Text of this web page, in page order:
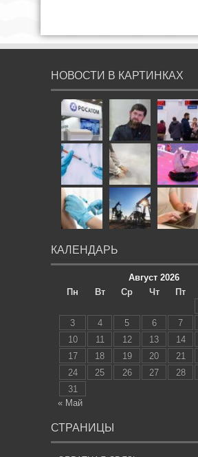
НОВОСТИ В КАРТИНКАХ
КАЛЕНДАРЬ
Август 2026
Пн
Вт Ср Чт Пт
3
4 5 6 7
10
11 12 13 14
17
18 19 20 21
24
25 26 27 28
31
« Май
СТРАНИЦЫ